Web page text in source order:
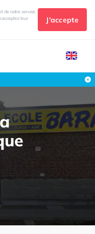
de notre service.
acceptez leur
J'accepte